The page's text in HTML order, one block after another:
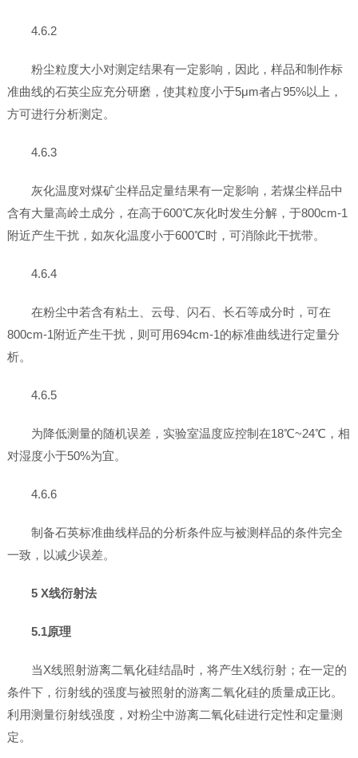
4.6.2
粉尘粒度大小对测定结果有一定影响，因此，样品和制作标
准曲线的石英尘应充分研磨，使其粒度小于5μm者占95%以上，
方可进行分析测定。
4.6.3
灰化温度对煤矿尘样品定量结果有一定影响，若煤尘样品中
含有大量高岭土成分，在高于600℃灰化时发生分解，于800cm-1
附近产生干扰，如灰化温度小于600℃时，可消除此干扰带。
4.6.4
在粉尘中若含有粘土、云母、闪石、长石等成分时，可在
800cm-1附近产生干扰，则可用694cm-1的标准曲线进行定量分
析。
4.6.5
为降低测量的随机误差，实验室温度应控制在18℃~24℃，相
对湿度小于50%为宜。
4.6.6
制备石英标准曲线样品的分析条件应与被测样品的条件完全
一致，以减少误差。
5 X线衍射法
5.1原理
当X线照射游离二氧化硅结晶时，将产生X线衍射；在一定的
条件下，衍射线的强度与被照射的游离二氧化硅的质量成正比。
利用测量衍射线强度，对粉尘中游离二氧化硅进行定性和定量测
定。